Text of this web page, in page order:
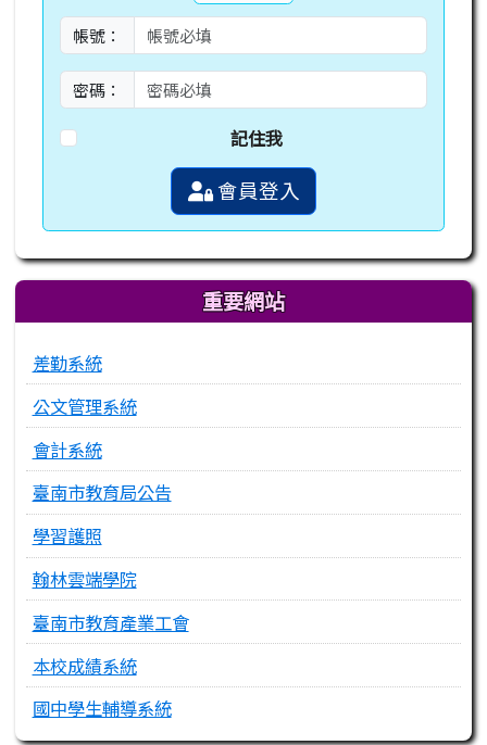
帳號：
密碼：
記住我
會員登入
重要網站
差勤系統
公文管理系統
會計系統
臺南市教育局公告
學習護照
翰林雲端學院
臺南市教育產業工會
本校成績系統
國中學生輔導系統